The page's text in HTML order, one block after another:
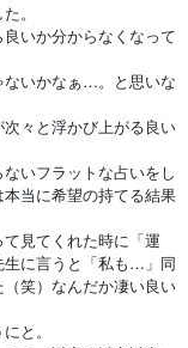
。
いか分からなくなって
ないかなぁ…。と思いな
々と浮かび上がる良い
いフラットな占いをし
当に希望の持てる結果
見てくれた時に「運
生に言うと「私も…」同
笑）なんだか凄い良い
と。